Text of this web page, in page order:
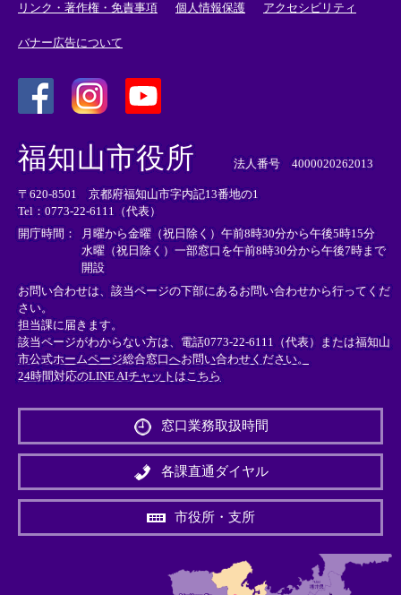
リンク・著作権・免責事項 個人情報保護 アクセシビリティ
バナー広告について
外
部
リ
ン
ク
＞
外
リ
ン
ク
＞
外
部
ン
ク
＞
福知山市役所 法人番号 4000020262013
〒620-8501 京都府福知山市字内記13番地の1
Tel：0773-22-6111（代表）
開庁時間：
月曜から金曜（祝日除く）午前8時30分から午後5時15分
水曜（祝日除く）一部窓口を午前8時30分から午後7時まで
開設
お問い合わせは、該当ページの下部にあるお問い合わせから行ってくだ
さい。
担当課に届きます。
該当ページがわからない方は、電話0773-22-6111（代表）または福知山
市公式ホームページ総合窓口へお問い合わせください。
24時間対応のLINE AIチャットはこちら
外
リ
ン
＞
窓口業務取扱時間
各課直通ダイヤル
市役所・支所